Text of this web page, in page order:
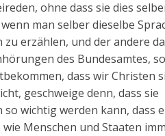
ohne dass sie dies
man selber dieselbe
erzählen, und der andere
des Bundesamtes,
dass wir Christen
geschweige denn, dass sie
wichtig werden kann, dass
Menschen und Staaten